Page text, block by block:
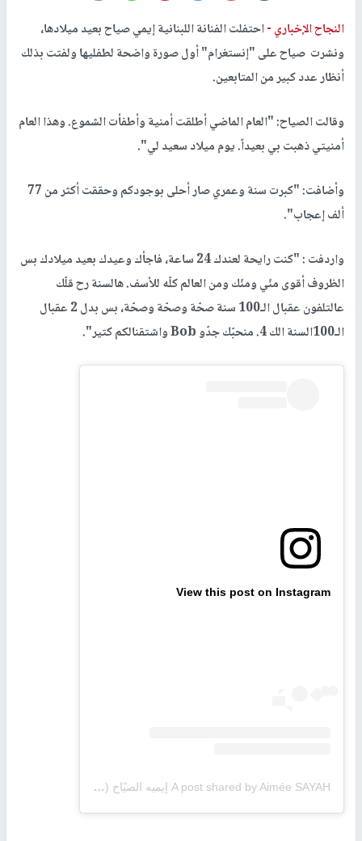
النجاح الإخباري -احتفلت الفنانة اللبنانية إيمي صياح بعيد ميلادها،
ونشرت صياح على "إنستغرام" أول صورة واضحة لطفليها ولفتت بذلك
أنظار عدد كبير من المتابعين.
وقالت الصياح: "العام الماضي أطلقت أمنية وأطفأت الشموع. وهذا العام
أمنيتي ذهبت بي بعيداً. يوم ميلاد سعيد لي".
وأضافت: "كبرت سنة وعمري صار أحلى بوجودكم وحققت أكثر من 77
ألف إعجاب".
واردفت : "كنت رايحة لعندك 24 ساعة، فاجأك وعيدك بعيد ميلادك بس
الظروف أقوى منّي ومنّك ومن العالم كلّه للأسف. هالسنة رح قلّك
عالتلفون عقبال الـ100 سنة صحّة وصحّة وصحّة، بس بدل 2 عقبال
الـ100السنة الك 4. منحبّك جدّو Bob واشتقنالكم كتير".
View this post on Instagram
A post shared by Aimée SAYAH إيميه الصيّاح (@aimeesayah)